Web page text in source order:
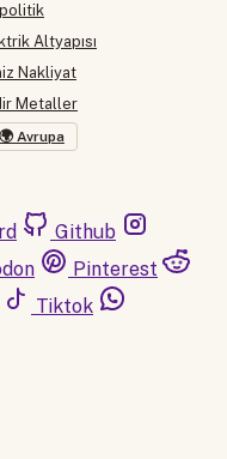
Altyapısı
Nakliyat
Metaller
🌍 Avrupa
Github
Pinterest
Tiktok